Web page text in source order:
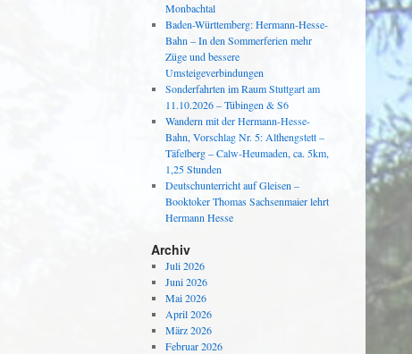
Monbachtal
Baden-Württemberg: Hermann-Hesse-
Bahn – In den Sommerferien mehr
Züge und bessere
Umsteigeverbindungen
Sonderfahrten im Raum Stuttgart am
11.10.2026 – Tübingen & S6
Wandern mit der Hermann-Hesse-
Bahn, Vorschlag Nr. 5: Althengstett –
Täfelberg – Calw-Heumaden, ca. 5km,
1,25 Stunden
Deutschunterricht auf Gleisen –
Booktoker Thomas Sachsenmaier lehrt
Hermann Hesse
Archiv
Juli 2026
Juni 2026
Mai 2026
April 2026
März 2026
Februar 2026